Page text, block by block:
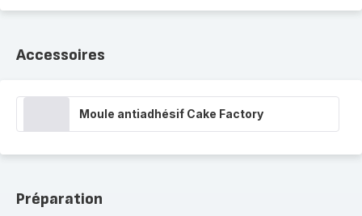
Accessoires
Moule antiadhésif Cake Factory
Préparation